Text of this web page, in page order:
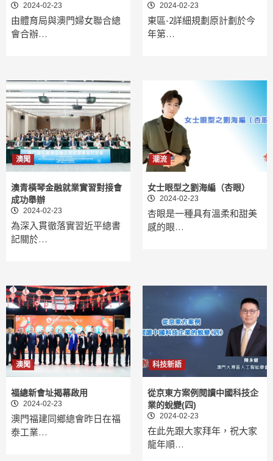
2024-02-23
由體育局與澳門婦女聯合總
會合辦…
2024-02-23
東區-2詳細規劃原計劃於今
年第…
澳聞
澳青橫琴金融就業實習對接會
成功舉辦
2024-02-23
為深入貫徹落實習近平總書
記關於…
潮流
女士眼型之劉海編（杏眼）
2024-02-23
杏眼是一種具有溫柔和甜美
感的眼…
澳聞
福總新會址揭幕啟用
2024-02-23
澳門福建同鄉總會昨日在福
泰工業…
科技新語
從京東方案例閱讀中國科技企
業的蛻變(四)
2024-02-23
在此先跟大家拜年，祝大家
龍年順…